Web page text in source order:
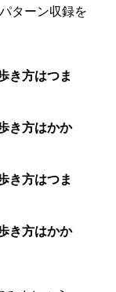
ターン収録を
き方はつま
き方はかか
き方はつま
き方はかか